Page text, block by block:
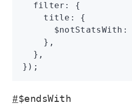
  filter
:
{
    title
:
{
      $notStatsWith
:
    }
,
  }
,
});
#$endsWith